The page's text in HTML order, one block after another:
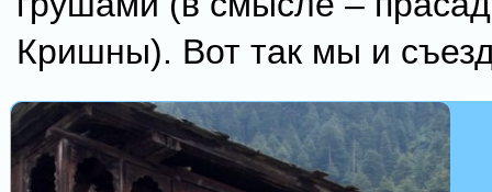
Кришны). Вот так мы и